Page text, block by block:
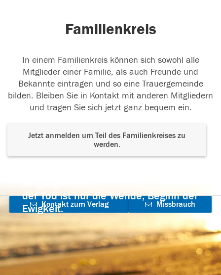
Familienkreis
In einem Familienkreis können sich sowohl alle
Mitglieder einer Familie, als auch Freunde und
Bekannte eintragen und so eine Trauergemeinde
bilden. Bleiben Sie in Kontakt mit anderen Mitgliedern
und tragen Sie sich jetzt ganz bequem ein.
Jetzt anmelden um Teil des Familienkreises zu
werden.
der Tod ist nur die Wende, Beginn der
Ewigkeit.
Kontakt zum Verlag
aufnehmen
Missbrauch